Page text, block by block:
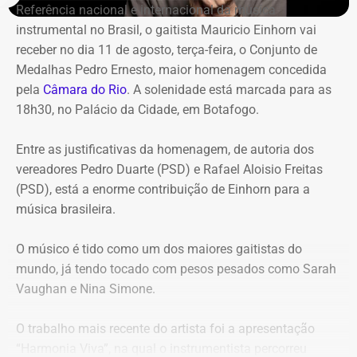
“negligente e temerário”.
Entre os principais pontos apontados pela auditoria
estão:
Mudança brusca na estratégia de investimento: a
20% logo na primeira reunião da nova gestão,
desrespeitando os estudos técnicos e pareceres da
consultoria financeira contratada, que desaconselhavam
o investimento de longo prazo.
previdenciários por 10 anos em uma instituição que
possuía rating B+ (grau especulativo com alto risco de
inadimplência), violando princípios de segurança e
Alteração regimental retroativa: a gestão do Itaprevi
Referência nacional e internacional da música
instrumental no Brasil, o gaitista Mauricio Einhorn vai
receber no dia 11 de agosto, terça-feira, o Conjunto de
Medalhas Pedro Ernesto, maior homenagem concedida
pela Câmara do Rio. A solenidade está marcada para as
18h30, no Palácio da Cidade, em Botafogo.
Entre as justificativas da homenagem, de autoria dos
vereadores Pedro Duarte (PSD) e Rafael Aloisio Freitas
(PSD), está a enorme contribuição de Einhorn para a
música brasileira.
O músico é tido como um dos maiores gaitistas do
mundo, já tendo tocado com pesos pesados como Sarah
Vaughan e Nina Simone.
O trabalho mais recente do artista foi a apresentação